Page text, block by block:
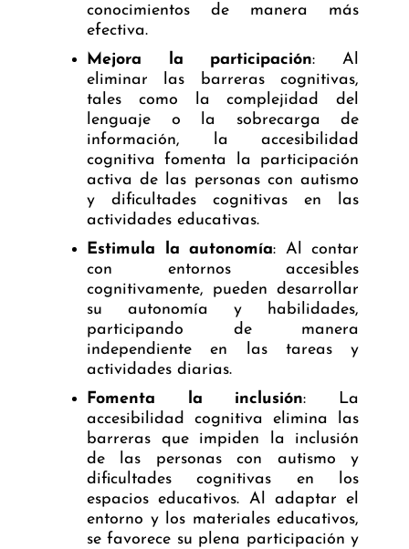
conocimientos de manera más
efectiva.
Mejora la participación: Al
eliminar las barreras cognitivas,
tales como la complejidad del
lenguaje o la sobrecarga de
información, la accesibilidad
cognitiva fomenta la participación
activa de las personas con autismo
y dificultades cognitivas en las
actividades educativas.
Estimula la autonomía: Al contar
con entornos accesibles
cognitivamente, pueden desarrollar
su autonomía y habilidades,
participando de manera
independiente en las tareas y
actividades diarias.
Fomenta la inclusión: La
accesibilidad cognitiva elimina las
barreras que impiden la inclusión
de las personas con autismo y
dificultades cognitivas en los
espacios educativos. Al adaptar el
entorno y los materiales educativos,
se favorece su plena participación y